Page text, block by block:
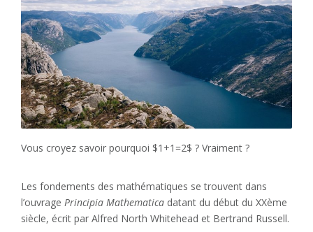
Vous croyez savoir pourquoi $1+1=2$ ? Vraiment ?
Les fondements des mathématiques se trouvent dans
l’ouvrage Principia Mathematica datant du début du XXème
siècle, écrit par Alfred North Whitehead et Bertrand Russell.